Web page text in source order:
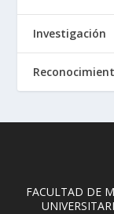
Investigación
FACULTAD DE